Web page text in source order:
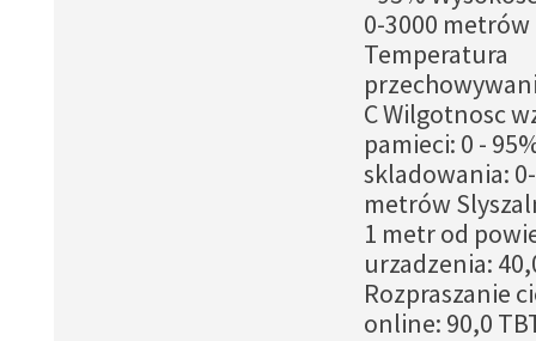
0-3000 metrów
Temperatura
C Wilgotnosc
pamieci: 0 -
skladowania:
metrów
1 metr od
urzadzenia:
Rozpraszanie
online: 90,0